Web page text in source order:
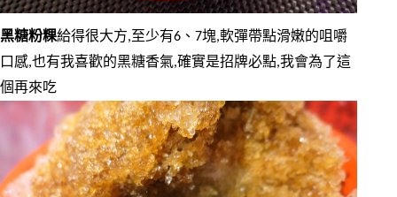
黑糖粉粿給得很大方,至少有6、7塊,軟彈帶點滑嫩的咀嚼
口感,也有我喜歡的黑糖香氣,確實是招牌必點,我會為了這
個再來吃